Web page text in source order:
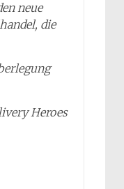
neue
die
Heroes